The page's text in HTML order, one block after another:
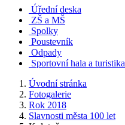
Úřední deska
ZŠ a MŠ
Spolky
Poustevník
Odpady
Sportovní hala a turistika
Úvodní stránka
Fotogalerie
Rok 2018
Slavnosti města 100 let